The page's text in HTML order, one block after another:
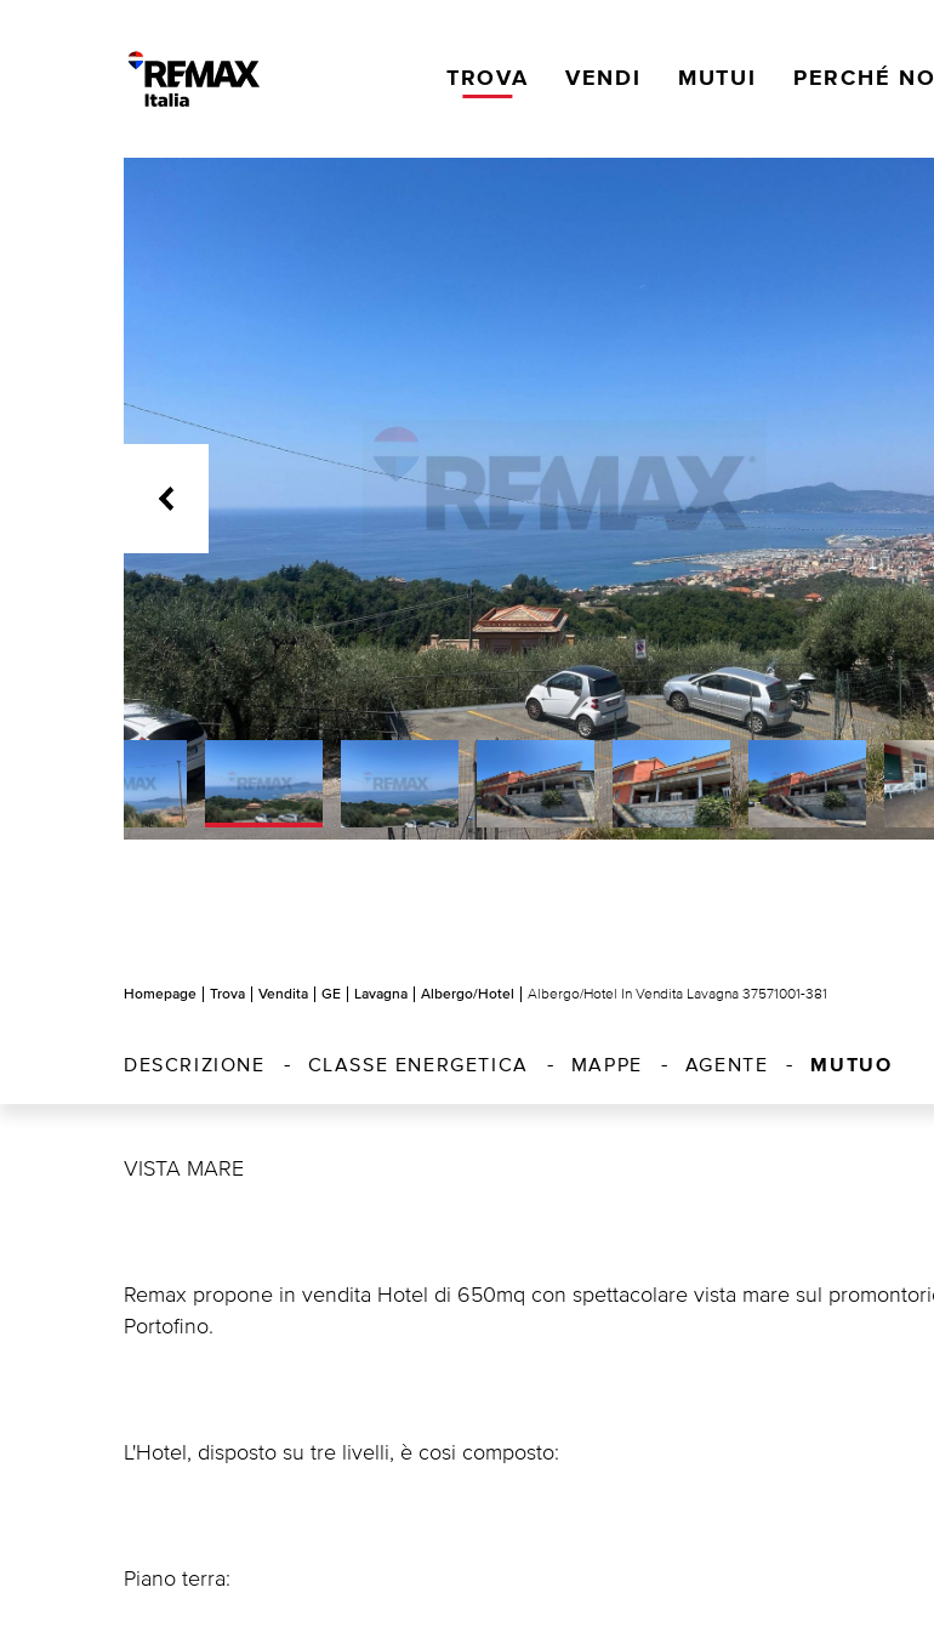
TROVA VENDI MUTUI PERCHÉ NOI
Homepage Trova Vendita GE Lavagna Albergo/Hotel Albergo/Hotel In Vendita Lavagna 37571001-381
DESCRIZIONE CLASSE ENERGETICA MAPPE AGENTE MUTUO
VISTA MARE
Remax propone in vendita Hotel di 650mq con spettacolare vista mare sul
Portofino.
L'Hotel, disposto su tre livelli, è cosi composto:
Piano terra: